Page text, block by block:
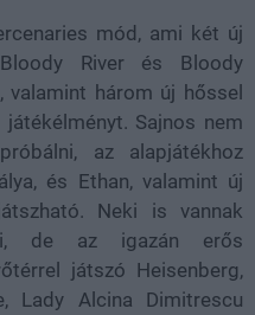
mód, ami két új
Bloody River és Bloody
valamint három új hőssel
Sajnos nem
az alapjátékhoz
és Ethan, valamint új
Neki is vannak
de az igazán erős
játszó Heisenberg,
Lady Alcina Dimitrescu